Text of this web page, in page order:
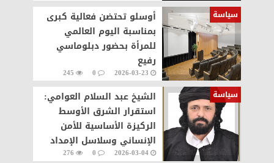
سياسة
أوسلو تحتضن فعالية كبرى
بمناسبة اليوم العالمي
للمرأة بحضور دبلوماسي
رفيع
2026-03-23
0
245
سياسة
​الشيخ عبد السلام العوامي:
استقرار الشرق الأوسط
الركيزة الأساسية للأمن
الإنساني وسلاسل الإمداد
2026-03-04
0
276